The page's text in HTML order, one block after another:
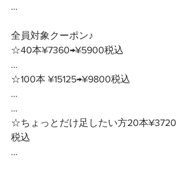
…
全員対象クーポン♪
☆40本¥7360→¥5900税込
…
☆100本 ¥15125→¥9800税込
…
…
☆ちょっとだけ足したい方20本¥3720
税込
…